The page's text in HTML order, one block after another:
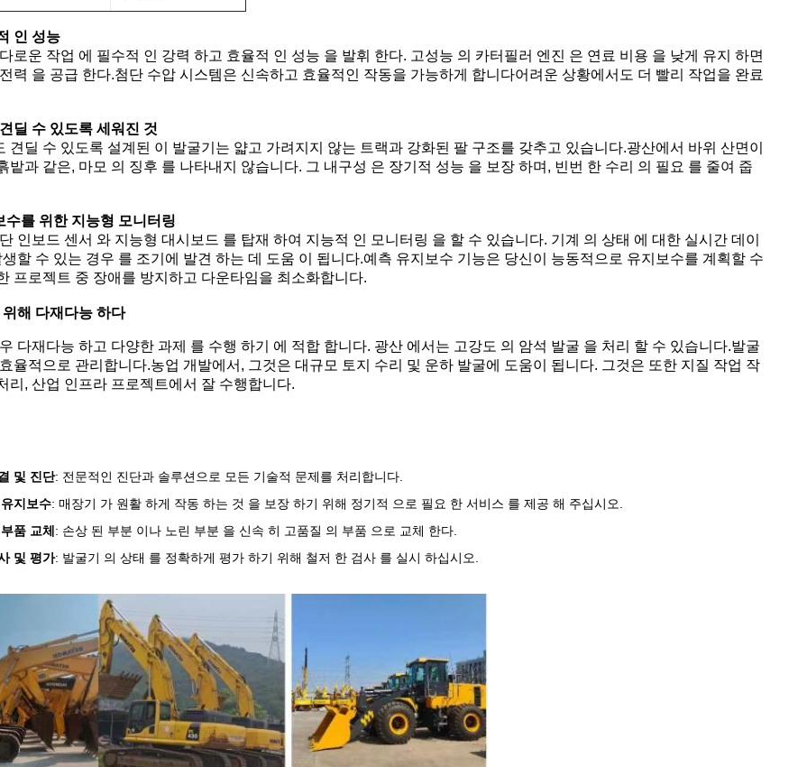
인 성능
로운 작업 에 필수적 인 강력 하고 효율적 인 성능 을 발휘 한다. 고성능 의 카터필러 엔진 은 연료 비용 을 낮게 유지 하면
력 을 공급 한다.첨단 수압 시스템은 신속하고 효율적인 작동을 가능하게 합니다어려운 상황에서도 더 빨리 작업을 완료
딜 수 있도록 세워진 것
견딜 수 있도록 설계된 이 발굴기는 얇고 가려지지 않는 트랙과 강화된 팔 구조를 갖추고 있습니다.광산에서 바위 산면이
밭과 같은, 마모 의 징후 를 나타내지 않습니다. 그 내구성 은 장기적 성능 을 보장 하며, 빈번 한 수리 의 필요 를 줄여 줍
수를 위한 지능형 모니터링
인보드 센서 와 지능형 대시보드 를 탑재 하여 지능적 인 모니터링 을 할 수 있습니다. 기계 의 상태 에 대한 실시간 데이
할 수 있는 경우 를 조기에 발견 하는 데 도움 이 됩니다.예측 유지보수 기능은 당신이 능동적으로 유지보수를 계획할 수
프로젝트 중 장애를 방지하고 다운타임을 최소화합니다.
해 다재다능 하다
다재다능 하고 다양한 과제 를 수행 하기 에 적합 합니다. 광산 에서는 고강도 의 암석 발굴 을 처리 할 수 있습니다.발굴
율적으로 관리합니다.농업 개발에서, 그것은 대규모 토지 수리 및 운하 발굴에 도움이 됩니다. 그것은 또한 지질 작업 작
리, 산업 인프라 프로젝트에서 잘 수행합니다.
및 진단: 전문적인 진단과 솔루션으로 모든 기술적 문제를 처리합니다.
지보수: 매장기 가 원활 하게 작동 하는 것 을 보장 하기 위해 정기적 으로 필요 한 서비스 를 제공 해 주십시오.
품 교체 : 손상 된 부분 이나 노린 부분 을 신속 히 고품질 의 부품 으로 교체 한다.
및 평가: 발굴기 의 상태 를 정확하게 평가 하기 위해 철저 한 검사 를 실시 하십시오.